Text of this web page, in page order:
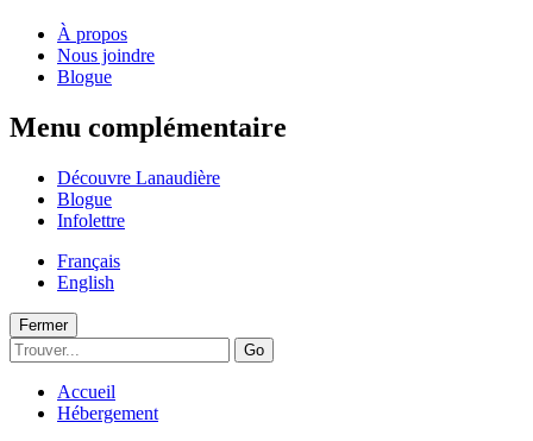
À propos
Nous joindre
Blogue
Menu complémentaire
Découvre Lanaudière
Blogue
Infolettre
Français
English
Fermer
Go
Accueil
Hébergement